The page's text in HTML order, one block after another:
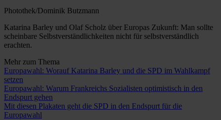
Photothek/Dominik Butzmann
Katarina Barley und Olaf Scholz über Europas Zukunft: Man sollte
scheinbare Selbstverständlichkeiten nicht für selbstverständlich
erachten.
Mehr zum Thema
Europawahl: Worauf Katarina Barley und die SPD im Wahlkampf
setzen
Europawahl: Warum Frankreichs Sozialisten optimistisch in den
Endspurt gehen
Mit diesen Plakaten geht die SPD in den Endspurt für die
Europawahl